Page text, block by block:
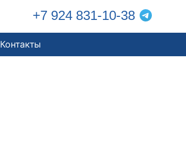
+7 924 831-10-38
Контакты